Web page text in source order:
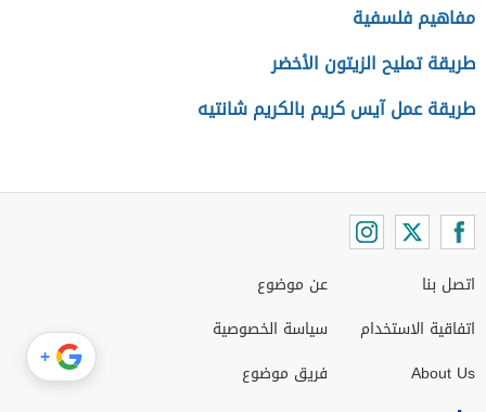
مفاهيم فلسفية
طريقة تمليح الزيتون الأخضر
طريقة عمل آيس كريم بالكريم شانتيه
اتصل بنا
اتفاقية الاستخدام
About Us
عن موضوع
سياسة الخصوصية
فريق موضوع
+